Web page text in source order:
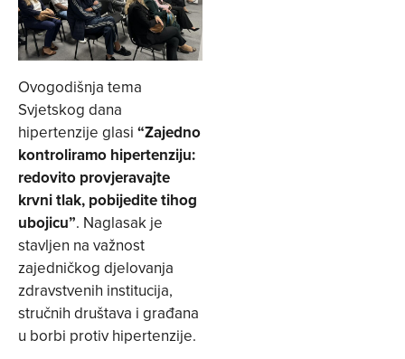
Ovogodišnja tema
Svjetskog dana
hipertenzije glasi “Zajedno
kontroliramo hipertenziju:
redovito provjeravajte
krvni tlak, pobijedite tihog
ubojicu”. Naglasak je
stavljen na važnost
zajedničkog djelovanja
zdravstvenih institucija,
stručnih društava i građana
u borbi protiv hipertenzije.